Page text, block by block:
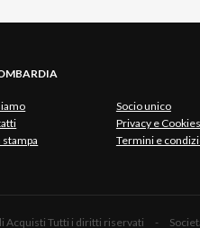
Socio unico
Privacy e Cookies
stampa
Termini e
Acquisti Tutti i diritti riservati -